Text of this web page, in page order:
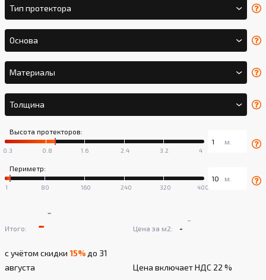
Тип протектора
Основа
Материалы
Толщина
Высота протекторов:
Периметр:
Итого: -
-
с учётом скидки 15%до 31
августа
Цена за м2: -
-
Цена включает НДС 22 %